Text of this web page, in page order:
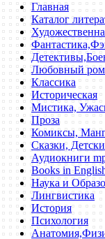
Главная
Каталог
Любовный
Классика
Историческая
Мистика,
Проза
Комиксы,
Сказки,
Аудиокниги
Books in
Наука и
Лингвистика
История
Психология